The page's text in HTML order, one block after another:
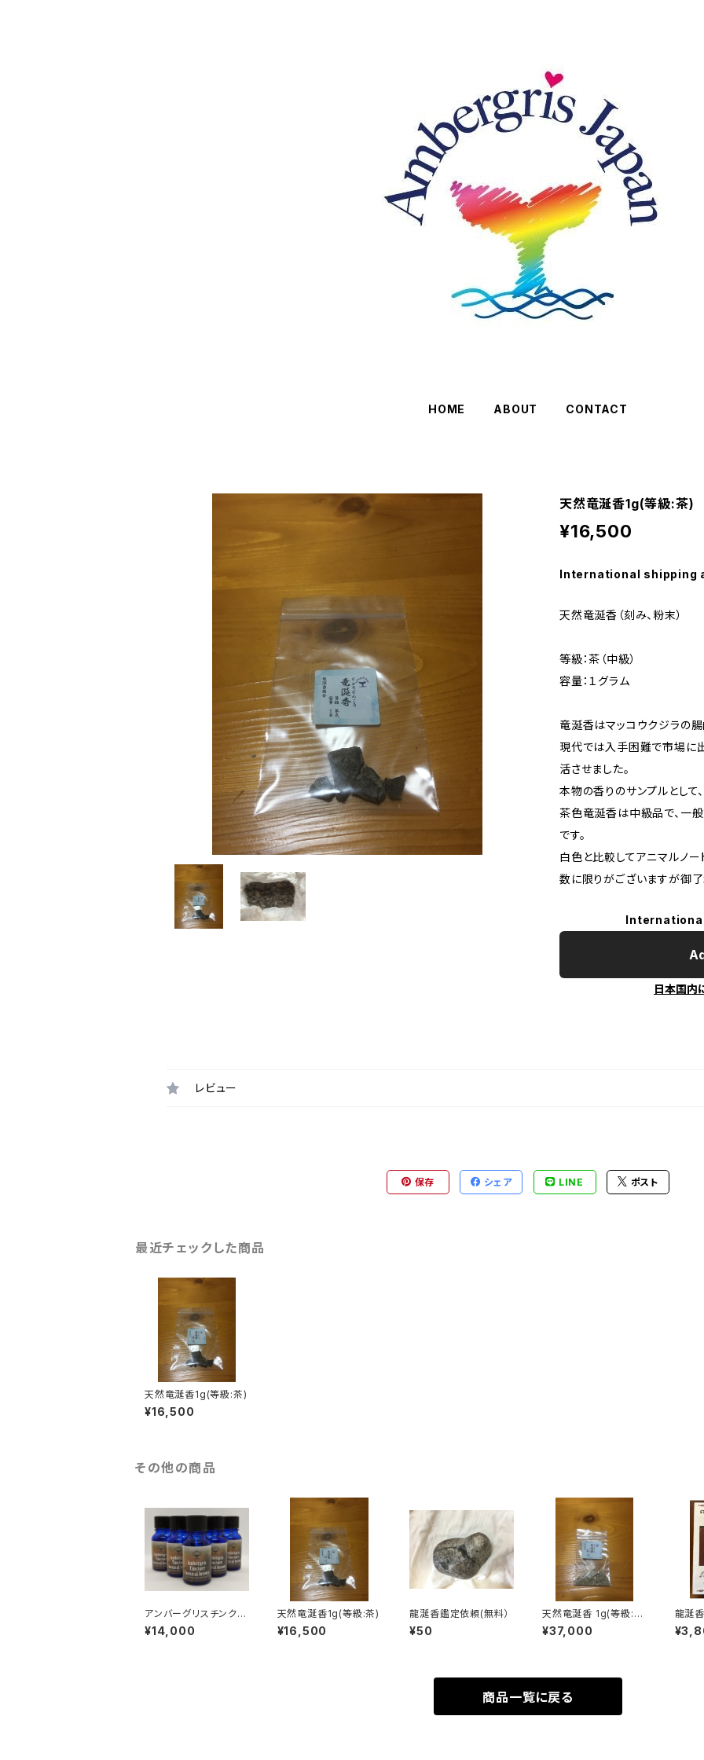
HOME ABOUT CONTACT
天然竜涎香1g(等級:茶)
¥16,500
International shipping
天然竜涎香（刻み、粉末）
等級：茶（中級）
容量：１グラム
竜涎香はマッコウクジラの
現代では入手困難で市場に
活させました。
本物の香りのサンプルとして
茶色竜涎香は中級品で、一
です。
白色と比較してアニマルノー
数に限りがございますが御了
日本国内
レビュー
保存 シェア LINE ポスト
最近チェックした商品
天然竜涎香1g(等級:茶)
¥16,500
その他の商品
アンバーグリスチンクチ
ャー ナチュラルブラウ
ン 10ml
¥14,000
天然竜涎香1g(等級:茶)
¥16,500
龍涎香鑑定依頼(無料）
¥50
天然竜涎香 1g(等級:
白)
¥37,000
龍涎
セット
分け
商品一覧に戻る